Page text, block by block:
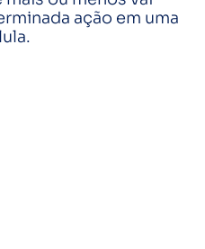
ação em uma